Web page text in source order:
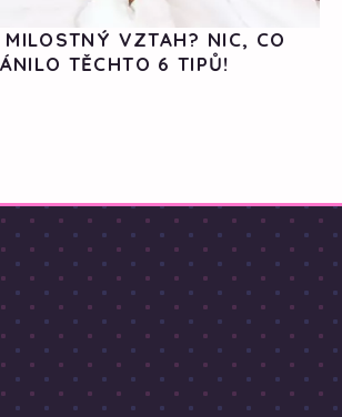
VZTAH? NIC, CO
TĚCHTO 6 TIPŮ!